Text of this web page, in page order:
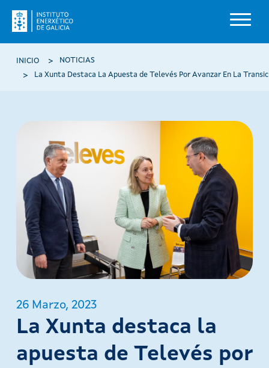
Ruta de navegación
INICIO
NOTICIAS
La Xunta Destaca La Apuesta de Televés Por Avanzar En La
26 Marzo, 2023
La Xunta destaca la
apuesta de Televés por